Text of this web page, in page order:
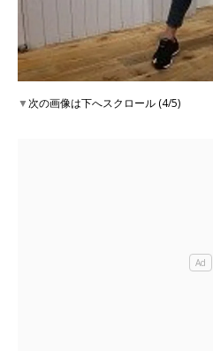
▼次の画像は下へスクロール (4/5)